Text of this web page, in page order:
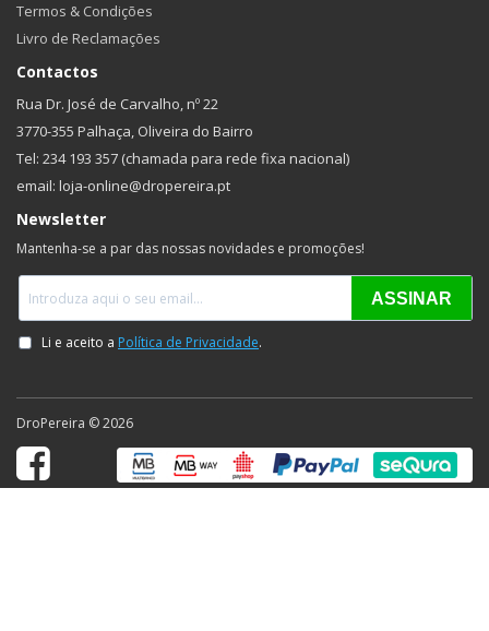
Termos & Condições
Livro de Reclamações
Contactos
Rua Dr. José de Carvalho, nº 22
3770-355 Palhaça, Oliveira do Bairro
Tel: 234 193 357 (chamada para rede fixa nacional)
email: loja-online@dropereira.pt
Newsletter
Mantenha-se a par das nossas novidades e promoções!
DroPereira © 2026